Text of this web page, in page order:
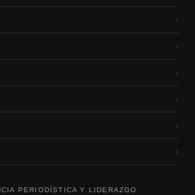
›
›
›
›
›
›
PERIODÍSTICA Y LIDERAZGO